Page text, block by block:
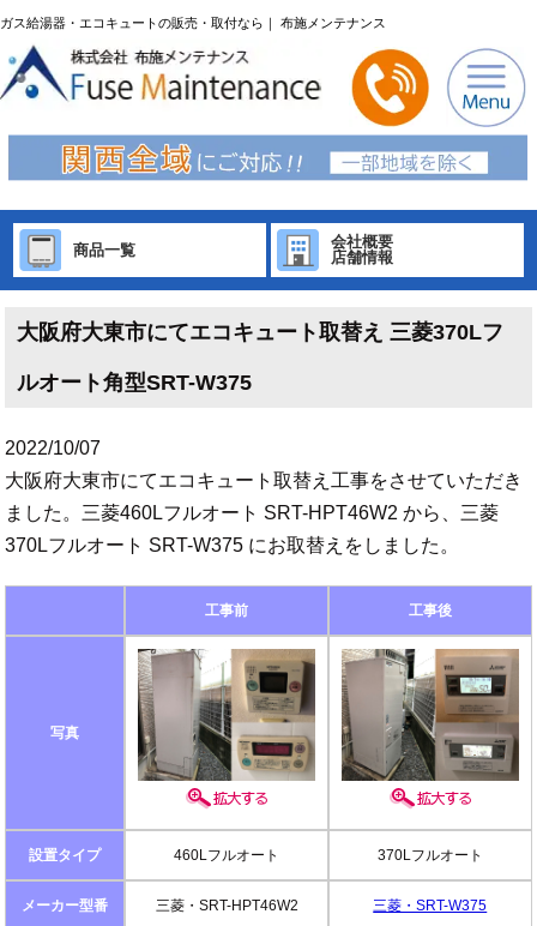
ガス給湯器・エコキュートの販売・取付なら｜ 布施メンテナンス
商品一覧
会社概要
店舗情報
大阪府大東市にてエコキュート取替え 三菱370Lフ
ルオート角型SRT-W375
2022/10/07
大阪府大東市にてエコキュート取替え工事をさせていただき
ました。三菱460Lフルオート SRT-HPT46W2 から、三菱
370Lフルオート SRT-W375 にお取替えをしました。
工事前 工事後
写真
設置タイプ 460Lフルオート 370Lフルオート
メーカー型番 三菱・SRT-HPT46W2 三菱・SRT-W375